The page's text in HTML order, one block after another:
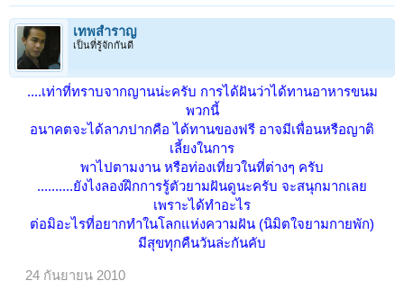
เทพสำราญ
เป็นที่รู้จักกันดี
....เท่าที่ทราบจากญานน่ะครับ การได้ฝันว่าได้ทานอาหารขนม
พวกนี้
อนาคตจะได้ลาภปากคือ ได้ทานของฟรี อาจมีเพื่อนหรือญาติ
เลี้ยงในการ
พาไปตามงาน หรือท่องเที่ยวในที่ต่างๆ ครับ
..........ยังไงลองฝึกการรู้ตัวยามฝันดูนะครับ จะสนุกมากเลย
เพราะได้ทำอะไร
ต่อมิอะไรที่อยากทำในโลกแห่งความฝัน (นิมิตใจยามกายพัก)
มีสุขทุกคืนวันล่ะกันคับ​
24 กันยายน 2010